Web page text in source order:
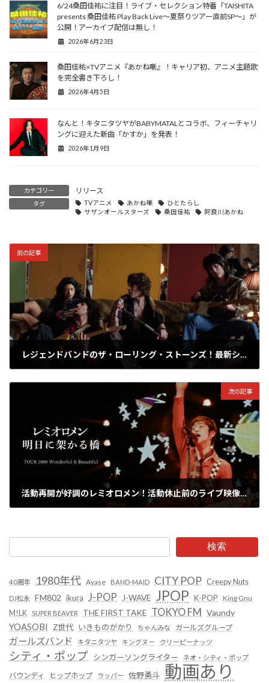
6/24桑田佳祐に注目！ライブ・セレクション特番「TAISHITA
presents 桑田佳祐 Play Back Live〜夏祭りツアー直前SP〜」が
公開！アーカイブ配信は無し！
2026年6月23日
桑田佳祐×TVアニメ『あかね噺』！キャリア初、アニメ主題歌
を完全書き下ろし！
2026年4月5日
なんと！キタニタツヤがBABYMATALとコラボ、フィーチャリ
ングに迎えた新曲「かすか」を発表！
2026年1月9日
カテゴリー リリース
タグ TVアニメ あかね噺
ひとたらし
サザンオールスターズ
桑田佳祐 阿良川あかね
前の記事
レジェンドバンドのザ・ローリング・ストーンズ！最新シングル「イン・ザ・スターズ」のMVを公開！
次の記事
活動再開が好調のレミオロメン！活動休止前のライブ映像を、3週連続でプレミア公開！
検索
40周年 1980年代 Ayase BAND-MAID CITY POP Creepy Nuts
DJ松永 FM802 ikura J-POP J-WAVE JPOP K-POP
King Gnu
M!LK
SUPER BEAVER THE FIRST TAKE TOKYO FM Vaundy
YOASOBI Z世代 いきものがかり ちゃんみな ガールズグループ
ガールズバンド キタニタツヤ キングヌー クリーピーナッツ
シティ・ポップ シンガーソングライター ネオ・シティ・ポップ
バウンディ ヒップホップ ラッパー 佐野勇斗 動画あり